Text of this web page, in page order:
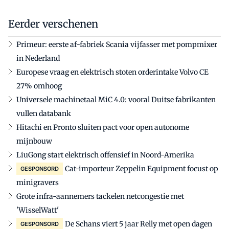
Eerder verschenen
Primeur: eerste af-fabriek Scania vijfasser met pompmixer
in Nederland
Europese vraag en elektrisch stoten orderintake Volvo CE
27% omhoog
Universele machinetaal MiC 4.0: vooral Duitse fabrikanten
vullen databank
Hitachi en Pronto sluiten pact voor open autonome
mijnbouw
LiuGong start elektrisch offensief in Noord-Amerika
GESPONSORD
Cat-importeur Zeppelin Equipment focust op
minigravers
Grote infra-aannemers tackelen netcongestie met
'WisselWatt'
GESPONSORD
De Schans viert 5 jaar Relly met open dagen